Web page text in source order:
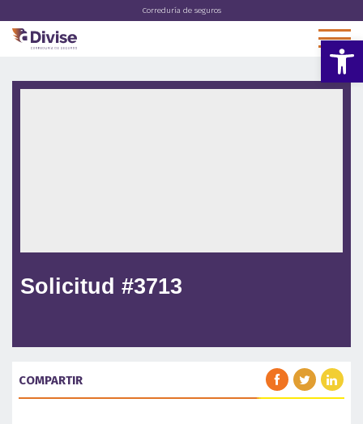
Abrir
Correduría de seguros
Solicitud #3713
COMPARTIR